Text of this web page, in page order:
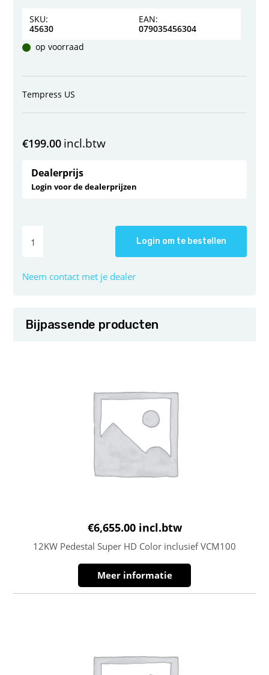
SKU:
45630
EAN:
079035456304
op voorraad
Tempress US
€199.00 incl.btw
Dealerprijs
Login voor de dealerprijzen
Login om te bestellen
Neem contact met je dealer
Bijpassende producten
€6,655.00 incl.btw
12KW Pedestal Super HD Color inclusief VCM100
Meer informatie